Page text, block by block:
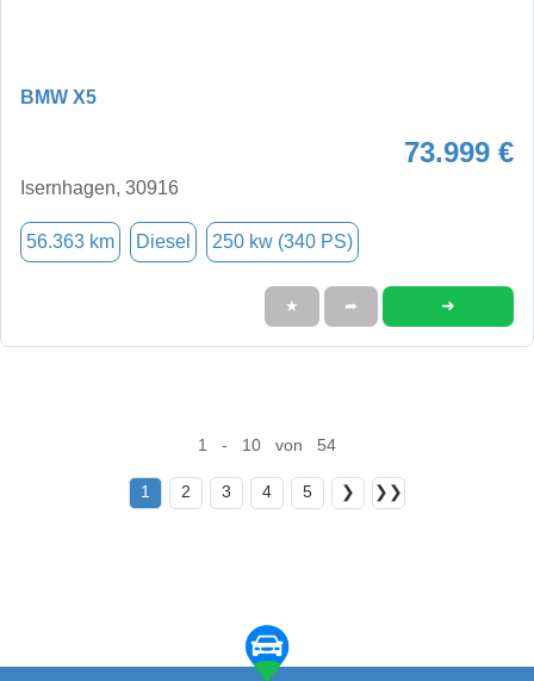
BMW X5
73.999 €
Isernhagen, 30916
56.363 km Diesel 250 kw (340 PS)
★ ➦ ➜
1 - 10 von 54
1 2 3 4 5 ❯ ❯❯